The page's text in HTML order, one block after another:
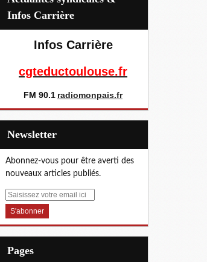
Infos Carrière
Infos Carrière
cgteductoulouse.fr
FM 90.1 radiomonpais.fr
Newsletter
Abonnez-vous pour être averti des
nouveaux articles publiés.
E
a
Pages